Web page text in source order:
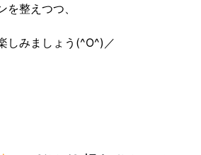
整えつつ、
しみましょう(^O^)／